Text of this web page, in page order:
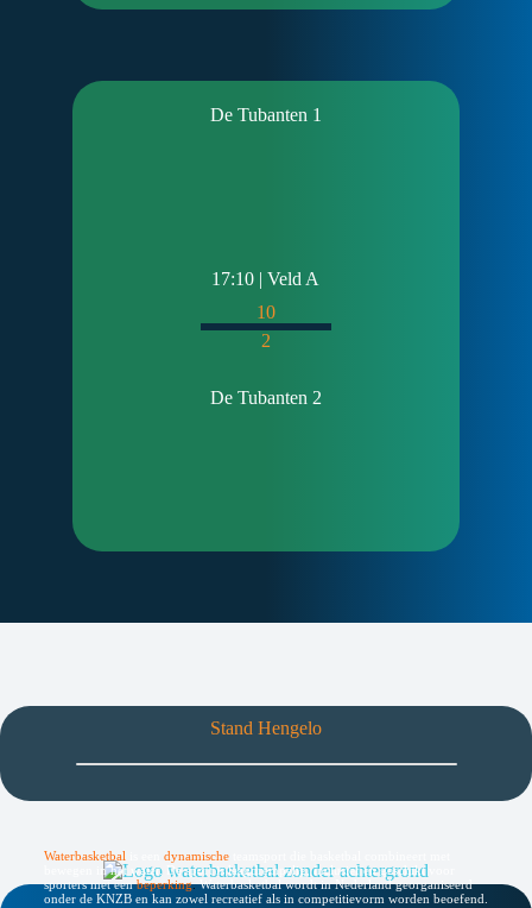
De Tubanten 1
17:10 | Veld A
10
2
De Tubanten 2
Stand Hengelo
Waterbasketbal dynamische
bewegen in het water. De sport is laagdrempelig, inclusief en geschikt voor
sporters met een beperking.Waterbasketbal wordt in Nederland georganiseerd
onder de KNZB en kan zowel recreatief als in competitievorm worden beoefend.